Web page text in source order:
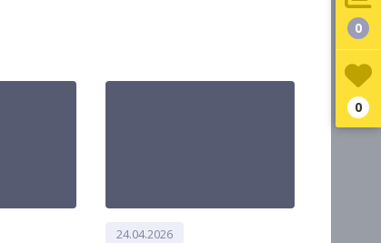
24.04.2026
0
0